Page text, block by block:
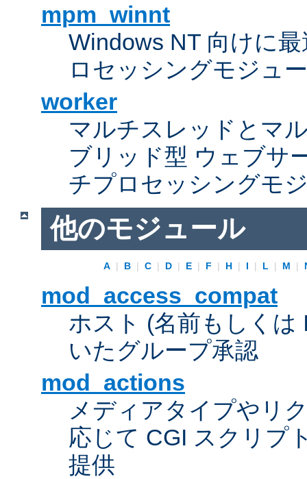
mpm_winnt
Windows NT 向けに
ロセッシングモジュ
worker
マルチスレッドとマ
ブリッド型 ウェブサ
チプロセッシングモ
他のモジュール
A | B | C | D | E | F | H | I | L | M |
mod_access_compat
ホスト (名前もしくは
いたグループ承認
mod_actions
メディアタイプやリ
応じて CGI スクリプ
提供